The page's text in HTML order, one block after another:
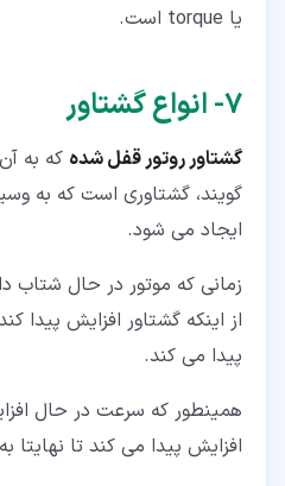
یا torque است.
۷‏- انواع گشتاور
گشتاور روتور قفل شده که به آن
گویند، گشتاوری است که به
ایجاد می شود.
زمانی که موتور در حال شتاب
از اینکه گشتاور افزایش پیدا
پیدا می کند.
همینطور که سرعت در حال
افزایش پیدا می کند تا نهایتا